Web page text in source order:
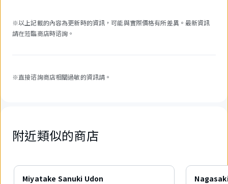
※以上記載的內容為更新時的資訊，可能與實際價格有所差異。最新資訊
請在蒞臨商店時谘詢。
※直接谘詢商店相關過敏的資訊請。
附近類似的商店
Miyatake Sanuki Udon